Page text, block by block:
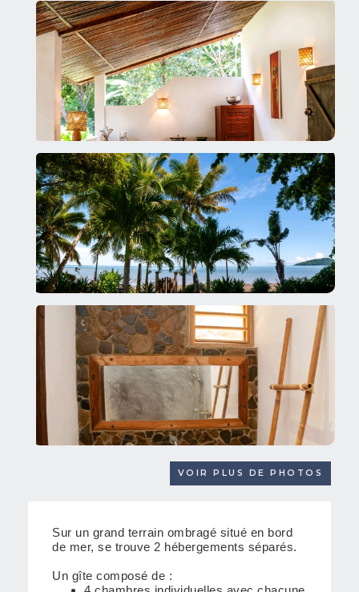
VOIR PLUS DE PHOTOS
Sur un grand terrain ombragé situé en bord
de mer, se trouve 2 hébergements séparés.
Un gîte composé de :